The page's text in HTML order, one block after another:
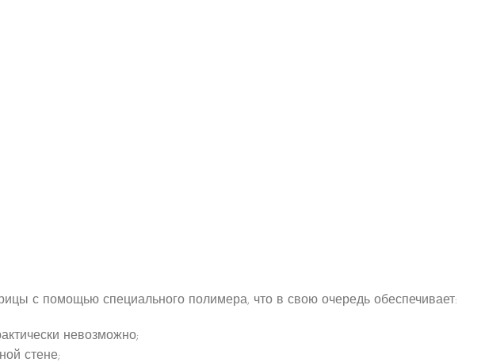
с помощью специального полимера, что в свою очередь обеспечивает:
невозможно;
стене;